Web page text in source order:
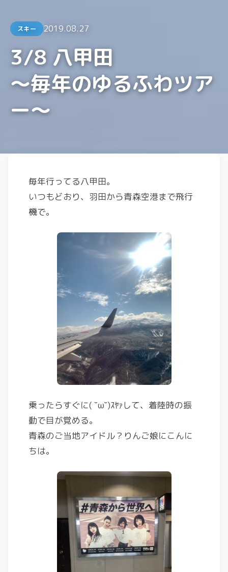
スキー 2019.08.27
3/8 八甲田
～毎年のゆるふわツア
ー～
毎年行ってる八甲田。
いつもどおり、羽田から青森空港まで飛行
機で。
乗ったらすぐに( ˘ω˘)ｽﾔｧして、着陸時の振
動で目が覚める。
青森のご当地アイドル？りんご娘にこんに
ちは。